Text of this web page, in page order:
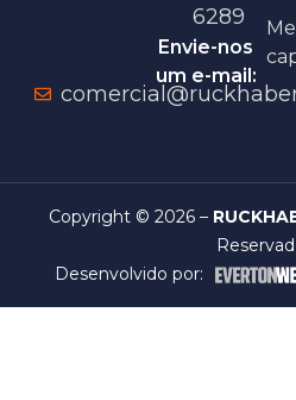
6289
Envie-nos
um e-mail:
Copyright © 2026 –
Desenvolvido por: